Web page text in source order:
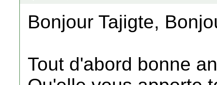
Bonjour Tajigte,
Tout d'abord bonne